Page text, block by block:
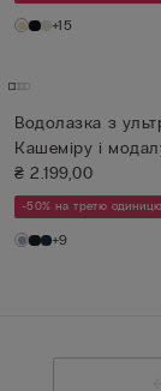
+15
Водолазка з
Кашеміру і
₴ 2.199,00
-50% на третю одиницю
+9